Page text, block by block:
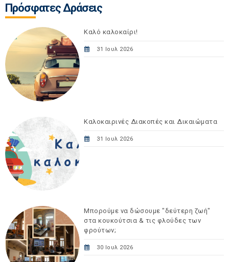
Πρόσφατες Δράσεις
Καλό καλοκαίρι!
31 Ιουλ 2026
Καλοκαιρινές Διακοπές και Δικαιώματα
31 Ιουλ 2026
Μπορούμε να δώσουμε "δεύτερη ζωή"
στα κουκούτσια & τις φλούδες των
φρούτων;
30 Ιουλ 2026